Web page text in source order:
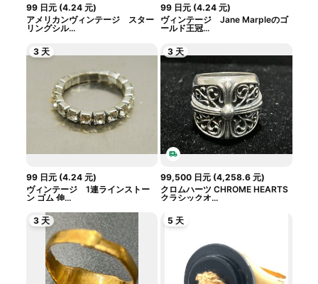
99 日元(4.24 元)
アメリカンヴィンテージ スター
リングシル...
99 日元 (4.24 元)
ヴィンテージ Jane Marpleのゴ
ールド王冠...
3 天
99 日元(4.24 元)
ヴィンテージ 1連ラインストー
ン ゴム 伸...
3 天
99,500 日元 (4,258.6 元)
クロムハーツ CHROME HEARTS
クラシックオ...
3 天 5 天